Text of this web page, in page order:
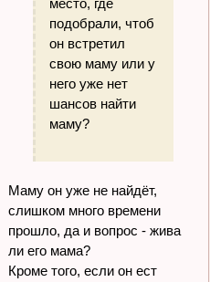
место, где
подобрали, чтоб
он встретил
свою маму или у
него уже нет
шансов найти
маму?
Маму он уже не найдёт,
слишком много времени
прошло, да и вопрос - жива
ли его мама?
Кроме того, если он ест